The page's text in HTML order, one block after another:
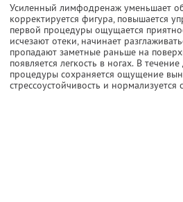
Усиленный лимфодренаж уменьшает
корректируется фигура, повышается
первой процедуры ощущается
исчезают отеки, начинает
пропадают заметные раньше на
появляется легкость в ногах. В
процедуры сохраняется ощущение
стрессоустойчивость и нормализуется